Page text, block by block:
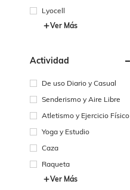
Lyocell
Ver Más
Actividad
De uso Diario y Casual
Senderismo y Aire Libre
Atletismo y Ejercicio Físico
Yoga y Estudio
Caza
Raqueta
Ver Más